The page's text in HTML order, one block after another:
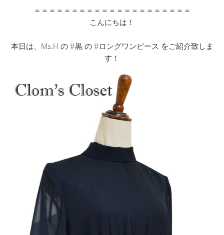
＝＝＝＝＝＝＝＝＝＝＝＝＝＝＝＝＝＝＝＝＝
こんにちは！
本日は、Ms.H の #黒 の #ロングワンピース をご紹介致しま
す！